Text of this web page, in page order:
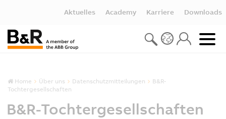
Aktuelles Academy Karriere Downloads
Home Über uns Datenschutzmitteilungen
B&R-
Tochtergesellschaften
B&R-Tochtergesellschaften